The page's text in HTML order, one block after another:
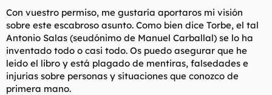
Con vuestro permiso, me gustaría aportaros mi visión
sobre este escabroso asunto. Como bien dice Torbe, el tal
Antonio Salas (seudónimo de Manuel Carballal) se lo ha
inventado todo o casi todo. Os puedo asegurar que he
leido el libro y está plagado de mentiras, falsedades e
injurias sobre personas y situaciones que conozco de
primera mano.